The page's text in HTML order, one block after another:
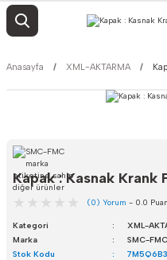
Anasayfa XML-AKTARMA
Kapak : Kasnak Krank
(0) Yorum - 0.0 Puan
Kategori XML-
Marka
SMC-FMC
Stok Kodu